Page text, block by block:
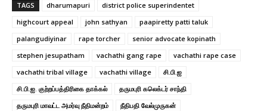
TAGS dharumapuri
district police superindentet
highcourt appeal
john sathyan
paapiretty patti taluk
palangudiyinar
rape torcher
senior advocate kopinath
stephen jesupatham
vachathi gang rape
vachathi rape case
vachathi tribal village
vachathi village
சி.பி.ஐ
சி.பி.ஐ. குற்றப்பத்திரிகை தாக்கல்
தருமபுரி கலெக்டர் சாந்தி
தருமபுரி மாவட்ட அமர்வு நீதிமன்றம்
நீதிபதி வேல்முருகன்